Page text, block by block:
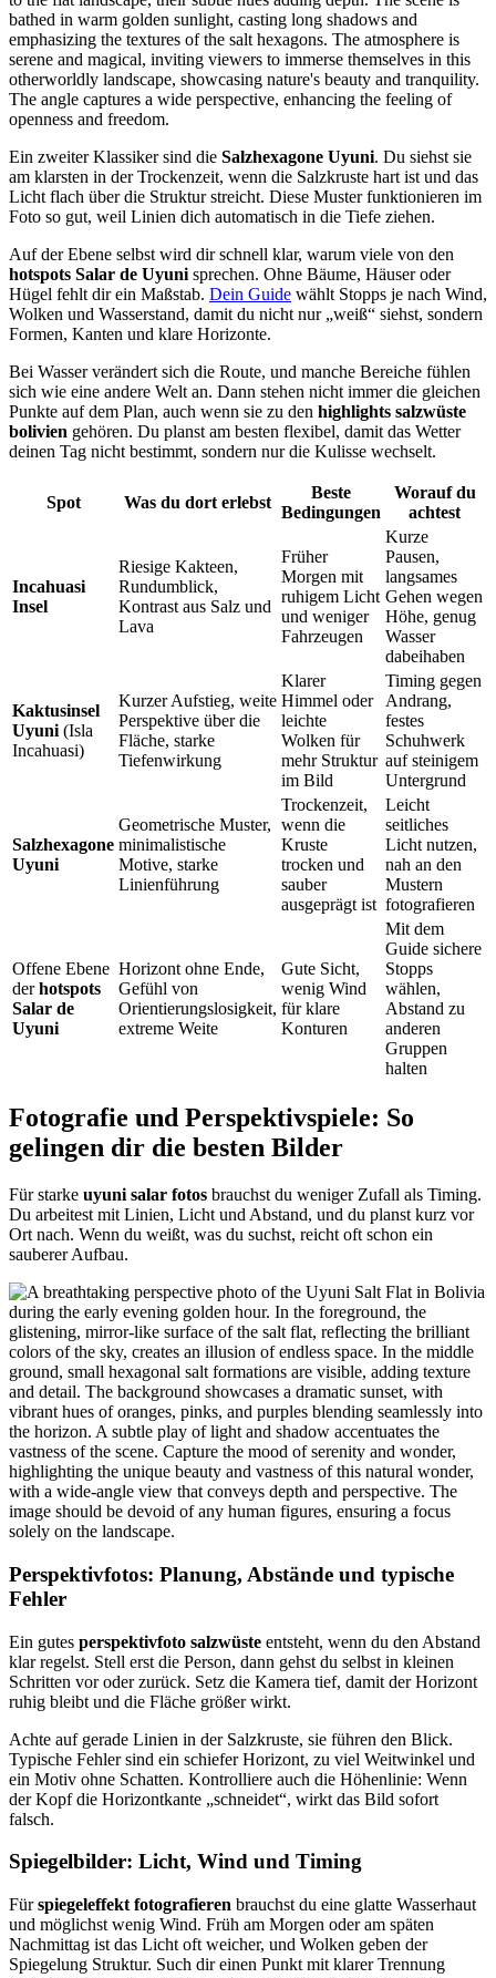
Ein zweiter Klassiker sind die Salzhexagone Uyuni. Du siehst sie
am klarsten in der Trockenzeit, wenn die Salzkruste hart ist und das
Licht flach über die Struktur streicht. Diese Muster funktionieren im
Foto so gut, weil Linien dich automatisch in die Tiefe ziehen.
Auf der Ebene selbst wird dir schnell klar, warum viele von den
hotspots Salar de Uyuni sprechen. Ohne Bäume, Häuser oder
Hügel fehlt dir ein Maßstab. Dein Guide wählt Stopps je nach Wind,
Wolken und Wasserstand, damit du nicht nur „weiß“ siehst, sondern
Formen, Kanten und klare Horizonte.
Bei Wasser verändert sich die Route, und manche Bereiche fühlen
sich wie eine andere Welt an. Dann stehen nicht immer die gleichen
Punkte auf dem Plan, auch wenn sie zu den highlights salzwüste
bolivien gehören. Du planst am besten flexibel, damit das Wetter
deinen Tag nicht bestimmt, sondern nur die Kulisse wechselt.
Spot Was du dort erlebst
Beste
Bedingungen
Worauf du
achtest
Incahuasi
Insel
Riesige Kakteen,
Rundumblick,
Kontrast aus Salz und
Lava
Früher
Morgen mit
ruhigem Licht
und weniger
Fahrzeugen
Kurze
Pausen,
langsames
Gehen wegen
Höhe, genug
Wasser
dabeihaben
Kaktusinsel
Uyuni (Isla
Incahuasi)
Kurzer Aufstieg, weite
Perspektive über die
Fläche, starke
Tiefenwirkung
Klarer
Himmel oder
leichte
Wolken für
mehr Struktur
im Bild
Timing gegen
Andrang,
festes
Schuhwerk
auf steinigem
Untergrund
Salzhexagone
Uyuni
Geometrische Muster,
minimalistische
Motive, starke
Linienführung
Trockenzeit,
wenn die
Kruste
trocken und
sauber
ausgeprägt ist
Leicht
seitliches
Licht nutzen,
nah an den
Mustern
fotografieren
Offene Ebene
derhotspots
Salar de
Uyuni
Horizont ohne Ende,
Gefühl von
Orientierungslosigkeit,
extreme Weite
Gute Sicht,
wenig Wind
für klare
Konturen
Mit dem
Guide sichere
Stopps
wählen,
Abstand zu
anderen
Gruppen
halten
Fotografie und Perspektivspiele: So
gelingen dir die besten Bilder
Für starke uyuni salar fotos brauchst du weniger Zufall als Timing.
Du arbeitest mit Linien, Licht und Abstand, und du planst kurz vor
Ort nach. Wenn du weißt, was du suchst, reicht oft schon ein
sauberer Aufbau.
Perspektivfotos: Planung, Abstände und typische
Fehler
Ein gutes perspektivfoto salzwüste entsteht, wenn du den Abstand
klar regelst. Stell erst die Person, dann gehst du selbst in kleinen
Schritten vor oder zurück. Setz die Kamera tief, damit der Horizont
ruhig bleibt und die Fläche größer wirkt.
Achte auf gerade Linien in der Salzkruste, sie führen den Blick.
Typische Fehler sind ein schiefer Horizont, zu viel Weitwinkel und
ein Motiv ohne Schatten. Kontrolliere auch die Höhenlinie: Wenn
der Kopf die Horizontkante „schneidet“, wirkt das Bild sofort
falsch.
Spiegelbilder: Licht, Wind und Timing
Fürspiegeleffekt fotografieren brauchst du eine glatte Wasserhaut
und möglichst wenig Wind. Früh am Morgen oder am späten
Nachmittag ist das Licht oft weicher, und Wolken geben der
Spiegelung Struktur. Such dir einen Punkt mit klarer Trennung